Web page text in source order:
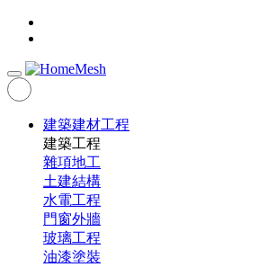
建築建材工程
建築工程
雜項地工
土建結構
水電工程
門窗外牆
玻璃工程
油漆塗裝